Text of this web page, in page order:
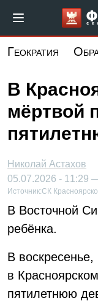
основному
Геократия
В
мёртвой
Николай Астахов
05.07.2026 - 11:29
Источник:СК
В Восточной
ребёнка.
В
в
пятилетнюю